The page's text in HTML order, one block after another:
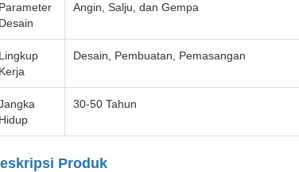
Angin, Salju, dan Gempa
Desain, Pembuatan, Pemasangan
30-50 Tahun
Produk